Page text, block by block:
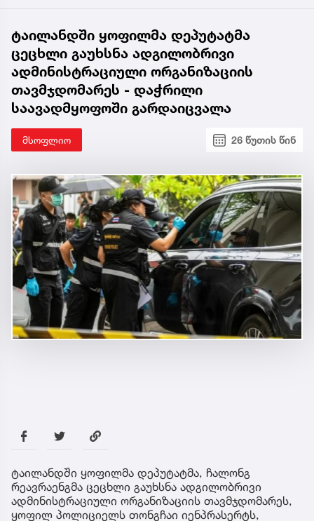
ტაილანდში ყოფილმა დეპუტატმა
ცეცხლი გაუხსნა ადგილობრივი
ადმინისტრაციული ორგანიზაციის
თავმჯდომარეს - დაჭრილი
საავადმყოფოში გარდაიცვალა
მსოფლიო 26 წუთის წინ
ტაილანდში ყოფილმა დეპუტატმა, ჩალონგ
რეავრაენგმა ცეცხლი გაუხსნა ადგილობრივი
ადმინისტრაციული ორგანიზაციის თავმჯდომარეს,
ყოფილ პოლიციელს თონგჩაი იენპრასერტს,